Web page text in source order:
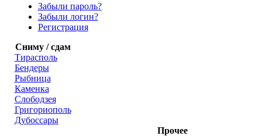
Забыли пароль?
Забыли логин?
Регистрация
Сниму / сдам
Тирасполь
Бендеры
Рыбница
Каменка
Слободзея
Григориополь
Дубоссары
Прочее